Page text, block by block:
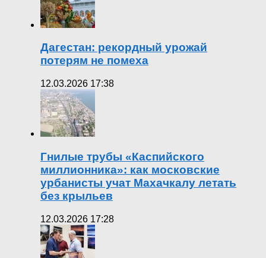
Дагестан: рекордный урожай
потерям не помеха
12.03.2026 17:38
Гнилые трубы «Каспийского
миллионника»: как московские
урбанисты учат Махачкалу летать
без крыльев
12.03.2026 17:28